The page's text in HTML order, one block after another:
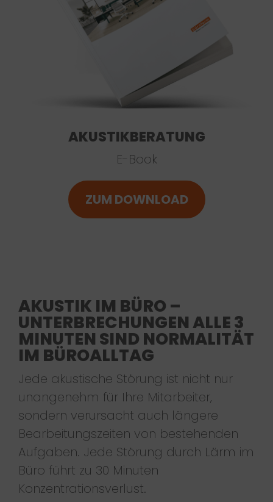
AKUSTIKBERATUNG
E-Book
ZUM DOWNLOAD
AKUSTIK IM BÜRO –
UNTERBRECHUNGEN ALLE 3
MINUTEN SIND NORMALITÄT
IM BÜROALLTAG
Jede akustische Störung ist nicht nur
unangenehm für Ihre Mitarbeiter,
sondern verursacht auch längere
Bearbeitungszeiten von bestehenden
Aufgaben. Jede Störung durch Lärm im
Büro führt zu 30 Minuten
Konzentrationsverlust.